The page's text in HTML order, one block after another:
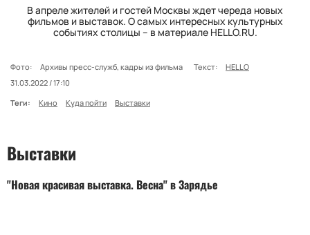
В апреле жителей и гостей Москвы ждет череда новых
фильмов и выставок. О самых интересных культурных
событиях столицы – в материале HELLO.RU.
Фото: Архивы пресс-служб, кадры из фильма Текст:
HELLO
31.03.2022 / 17:10
Теги:
Кино Куда пойти Выставки
Выставки
"Новая красивая выставка. Весна" в Зарядье